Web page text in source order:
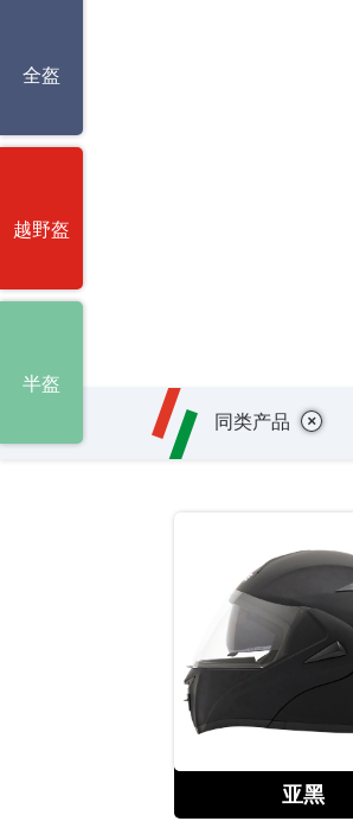
全盔
越野盔
半盔
同类产品 +
亚黑